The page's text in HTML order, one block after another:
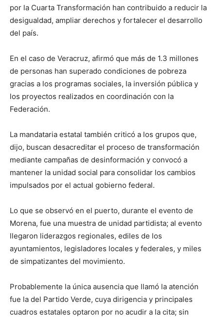
por la Cuarta Transformación han contribuido a reducir la
desigualdad, ampliar derechos y fortalecer el desarrollo
del país.
En el caso de Veracruz, afirmó que más de 1.3 millones
de personas han superado condiciones de pobreza
gracias a los programas sociales, la inversión pública y
los proyectos realizados en coordinación con la
Federación.
La mandataria estatal también criticó a los grupos que,
dijo, buscan desacreditar el proceso de transformación
mediante campañas de desinformación y convocó a
mantener la unidad social para consolidar los cambios
impulsados por el actual gobierno federal.
Lo que se observó en el puerto, durante el evento de
Morena, fue una muestra de unidad partidista; al evento
llegaron liderazgos regionales, ediles de los
ayuntamientos, legisladores locales y federales, y miles
de simpatizantes del movimiento.
Probablemente la única ausencia que llamó la atención
fue la del Partido Verde, cuya dirigencia y principales
cuadros estatales optaron por no acudir a la cita; sin